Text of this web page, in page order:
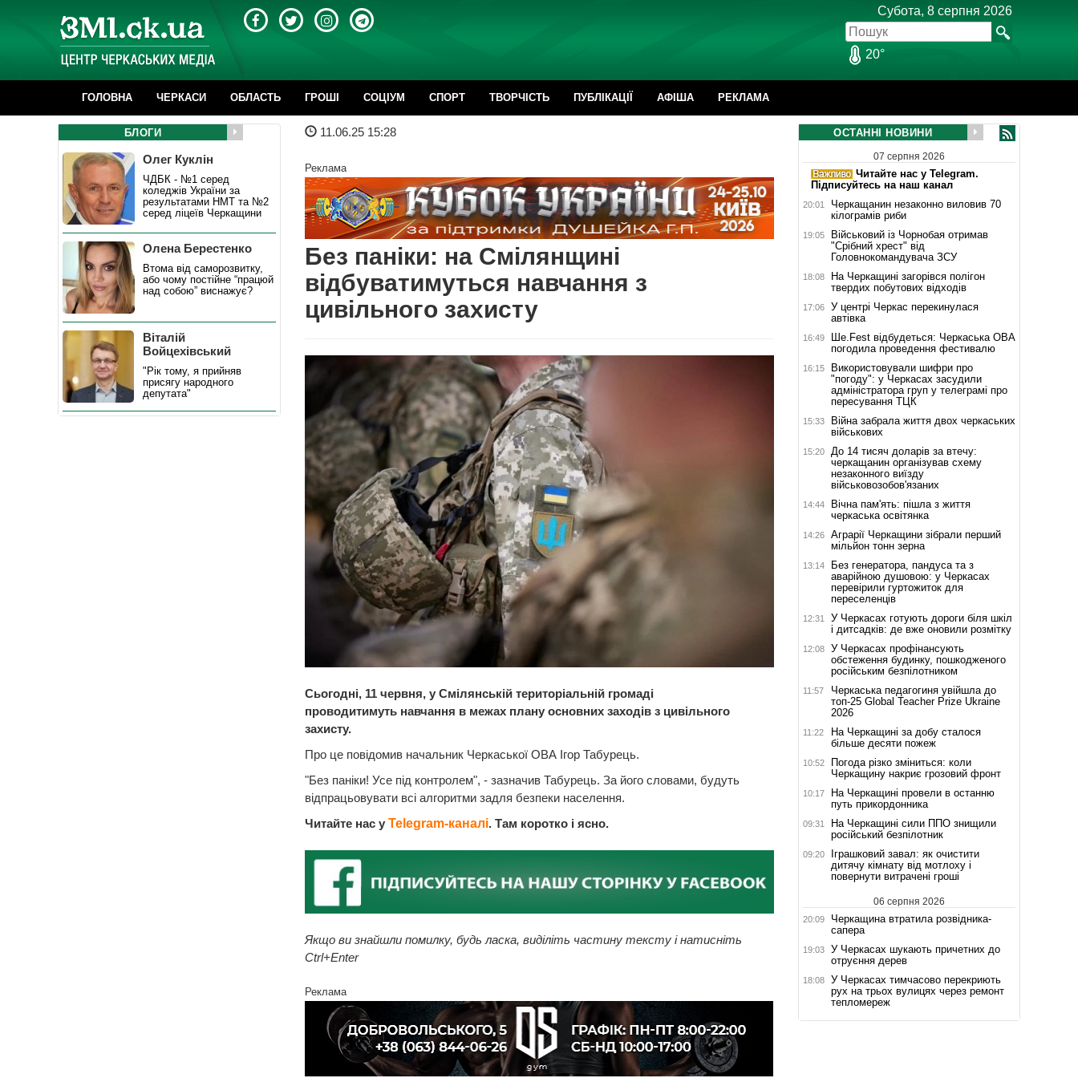
Субота, 8 серпня 2026
20°
ГОЛОВНА ЧЕРКАСИ ОБЛАСТЬ ГРОШІ CОЦІУМ СПОРТ ТВОРЧІСТЬ ПУБЛІКАЦІЇ АФІША РЕКЛАМА
11.06.25 15:28
Реклама
Без паніки: на Смілянщині
відбуватимуться навчання з
цивільного захисту
Сьогодні, 11 червня, у Смілянській територіальній громаді
проводитимуть навчання в межах плану основних заходів з цивільного
захисту.
Про це повідомив начальник Черкаської ОВА Ігор Табурець.
"Без паніки! Усе під контролем", - зазначив Табурець. За його словами, будуть
відпрацьовувати всі алгоритми задля безпеки населення.
Читайте нас у Telegram-каналі. Там коротко і ясно.
Якщо ви знайшли помилку, будь ласка, виділіть частину тексту і натисніть
Ctrl+Enter
Реклама
БЛОГИ
Олег Куклін
ЧДБК - №1 серед
коледжів України за
результатами НМТ та №2
серед ліцеїв Черкащини
Олена Берестенко
Втома від саморозвитку,
або чому постійне “працюй
над собою” виснажує?
Віталій
Войцехівський
"Рік тому, я прийняв
присягу народного
депутата"
ОСТАННІ НОВИНИ
07 серпня 2026
Читайте нас у Telegram.
Підписуйтесь на наш канал
20:01
Черкащанин незаконно виловив 70
кілограмів риби
19:05
Військовий із Чорнобая отримав
"Срібний хрест" від
Головнокомандувача ЗСУ
18:08
На Черкащині загорівся полігон
твердих побутових відходів
17:06
У центрі Черкас перекинулася
автівка
16:49
Ше.Fest відбудеться: Черкаська ОВА
погодила проведення фестивалю
16:15
Використовували шифри про
"погоду": у Черкасах засудили
адміністратора груп у телеграмі про
пересування ТЦК
15:33
Війна забрала життя двох черкаських
військових
15:20
До 14 тисяч доларів за втечу:
черкащанин організував схему
незаконного виїзду
військовозобов'язаних
14:44
Вічна пам'ять: пішла з життя
черкаська освітянка
14:26
Аграрії Черкащини зібрали перший
мільйон тонн зерна
13:14
Без генератора, пандуса та з
аварійною душовою: у Черкасах
перевірили гуртожиток для
переселенців
12:31
У Черкасах готують дороги біля шкіл
і дитсадків: де вже оновили розмітку
12:08
У Черкасах профінансують
обстеження будинку, пошкодженого
російським безпілотником
11:57
Черкаська педагогиня увійшла до
топ-25 Global Teacher Prize Ukraine
2026
11:22
На Черкащині за добу сталося
більше десяти пожеж
10:52
Погода різко зміниться: коли
Черкащину накриє грозовий фронт
10:17
На Черкащині провели в останню
путь прикордонника
09:31
На Черкащині сили ППО знищили
російський безпілотник
09:20
Іграшковий завал: як очистити
дитячу кімнату від мотлоху і
повернути витрачені гроші
06 серпня 2026
20:09
Черкащина втратила розвідника-
сапера
19:03
У Черкасах шукають причетних до
отруєння дерев
18:08
У Черкасах тимчасово перекриють
рух на трьох вулицях через ремонт
тепломереж